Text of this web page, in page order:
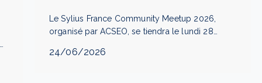
Le Sylius France Community Meetup 2026,
organisé par ACSEO, se tiendra le lundi 28
pour une soirée de conférences autour de
24/06/2026